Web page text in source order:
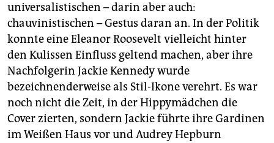
universalistischen – darin aber auch:
chauvinistischen – Gestus daran an. In der Politik
konnte eine Eleanor Roosevelt vielleicht hinter
den Kulissen Einfluss geltend machen, aber ihre
Nachfolgerin Jackie Kennedy wurde
bezeichnenderweise als Stil-Ikone verehrt. Es war
noch nicht die Zeit, in der Hippymädchen die
Cover zierten, sondern Jackie führte ihre Gardinen
im Weißen Haus vor und Audrey Hepburn